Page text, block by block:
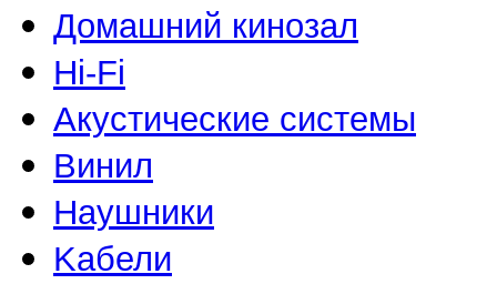
Домашний кинозал
Hi-Fi
Акустические системы
Винил
Наушники
Kабели